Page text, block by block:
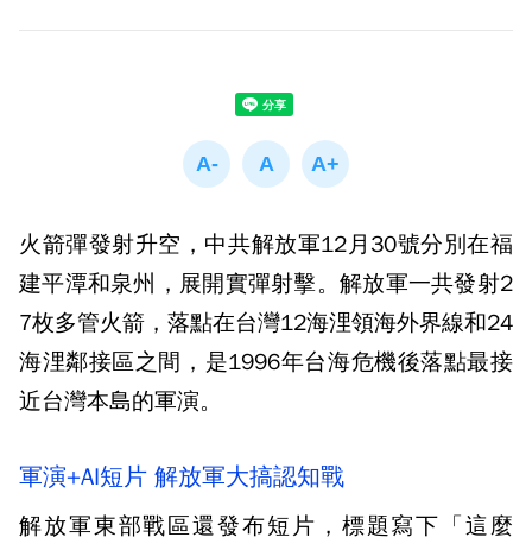
火箭彈發射升空，中共解放軍12月30號分別在福
建平潭和泉州，展開實彈射擊。解放軍一共發射2
7枚多管火箭，落點在台灣12海浬領海外界線和24
海浬鄰接區之間，是1996年台海危機後落點最接
近台灣本島的軍演。
軍演+AI短片 解放軍大搞認知戰
解放軍東部戰區還發布短片，標題寫下「這麼